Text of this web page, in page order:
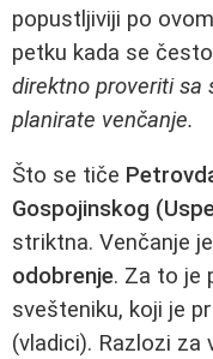
popustljiviji po
petku kada se
direktno proveriti sa
planirate venčanje.
Što se tiče
Gospojinskog
striktna. Venčanje
odobrenje. Za to je
svešteniku, koji je
(vladici). Razlozi za